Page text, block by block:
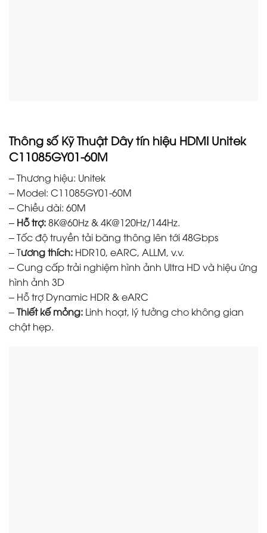
Thông số Kỹ Thuật Dây tín hiệu HDMI Unitek
C11085GY01-60M
– Thương hiệu: Unitek
– Model: C11085GY01-60M
– Chiều dài: 60M
– Hỗ trợ:8K@60Hz & 4K@120Hz/144Hz.
– Tốc độ truyền tải băng thông lên tới 48Gbps
– Tương thích: HDR10, eARC, ALLM, v.v.
– Cung cấp trải nghiệm hình ảnh Ultra HD và hiệu ứng
hình ảnh 3D
– Hỗ trợ Dynamic HDR & eARC
–Thiết kế mỏng: Linh hoạt, lý tưởng cho không gian
chật hẹp.